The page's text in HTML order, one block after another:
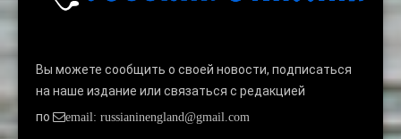
Вы можете сообщить о своей новости, подписаться
на наше издание или связаться с редакцией
по
email: russianinengland@gmail.com